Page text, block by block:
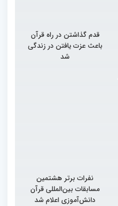
قدم گذاشتن در راه قرآن
باعث عزت یافتن در زندگی
شد
نفرات برتر هشتمین
مسابقات بین‌المللی قرآن
دانش‌آموزی اعلام شد